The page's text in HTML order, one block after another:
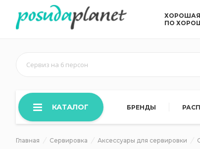
ПО
Сервиз на 6 персон
КАТАЛОГ БРЕНДЫ
Главная Сервировка Аксессуары для сервировки